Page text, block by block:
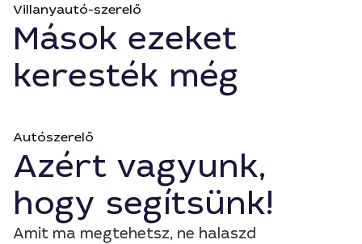
Villanyautó-szerelő
Mások ezeket
keresték még
Autószerelő
Azért vagyunk,
hogy segítsünk!
Amit ma megtehetsz, ne halaszd